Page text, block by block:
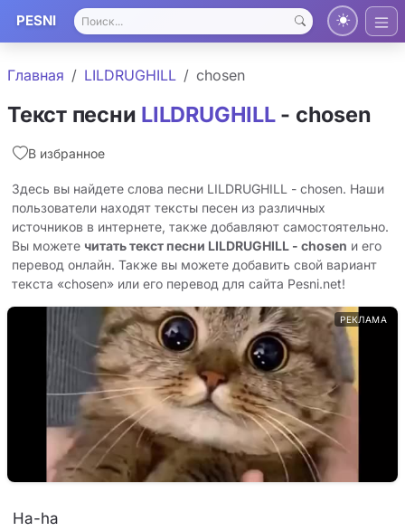
PESNI
Главная LILDRUGHILL chosen
Текст песни LILDRUGHILL- chosen
В избранное
Здесь вы найдете слова песни LILDRUGHILL - chosen. Наши
пользователи находят тексты песен из различных
источников в интернете, также добавляют самостоятельно.
Вы можете читать текст песни LILDRUGHILL - chosen и его
перевод онлайн. Также вы можете добавить свой вариант
текста «chosen» или его перевод для сайта Pesni.net!
РЕКЛАМА
Ha-ha